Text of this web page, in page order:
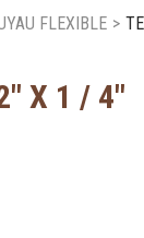
FLEXIBLE >
X 1 / 4"